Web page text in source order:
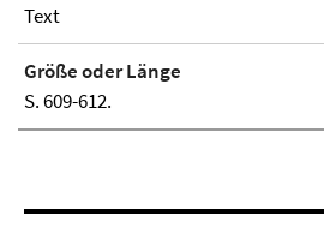
Text
Größe oder Länge
S. 609-612.